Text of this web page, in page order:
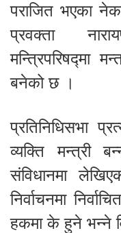
पराजित भएका
प्रवक्ता
मन्त्रिपरिषद्मा
बनेको छ ।
प्रतिनिधिसभा
व्यक्ति मन्त्री
संविधानमा
निर्वाचनमा
हकमा के हुने भन्ने